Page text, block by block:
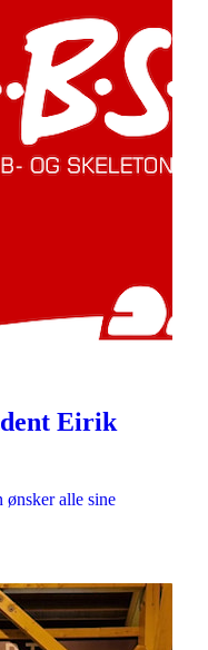
Eirik
alle sine